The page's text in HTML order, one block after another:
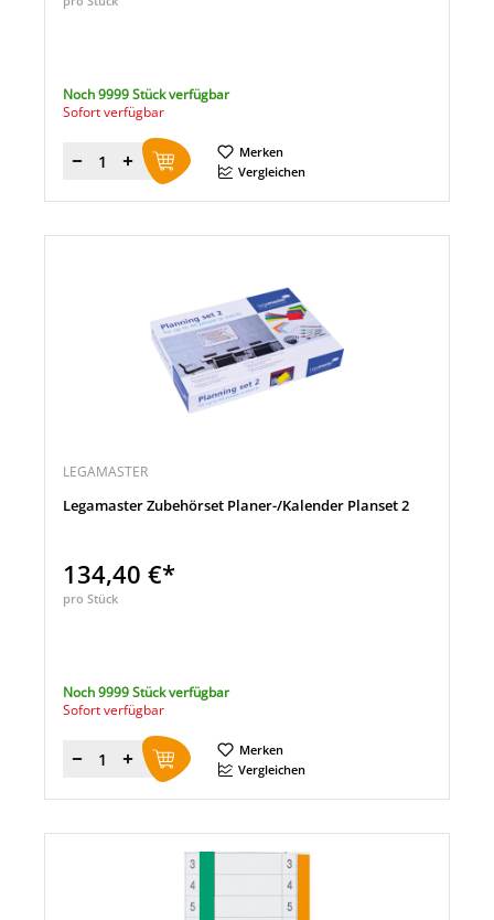
Noch 9999 Stück verfügbar
Sofort verfügbar
Menge
Merken
Vergleichen
LEGAMASTER
Legamaster Zubehörset Planer-/Kalender Planset 2
134,40 €*
pro Stück
Noch 9999 Stück verfügbar
Sofort verfügbar
Menge
Merken
Vergleichen